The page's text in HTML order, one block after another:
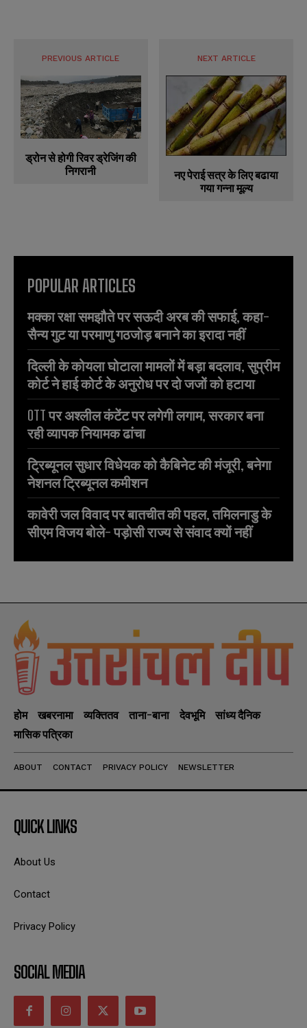
PREVIOUS ARTICLE
ड्रोन से होगी रिवर ड्रेजिंग की
निगरानी
NEXT ARTICLE
नए पेराई सत्र के लिए बढाया
गया गन्ना मूल्य
POPULAR ARTICLES
मक्का रक्षा समझौते पर सऊदी अरब की सफाई, कहा-
सैन्य गुट या परमाणु गठजोड़ बनाने का इरादा नहीं
दिल्ली के कोयला घोटाला मामलों में बड़ा बदलाव, सुप्रीम
कोर्ट ने हाई कोर्ट के अनुरोध पर दो जजों को हटाया
OTT पर अश्लील कंटेंट पर लगेगी लगाम, सरकार बना
रही व्यापक नियामक ढांचा
ट्रिब्यूनल सुधार विधेयक को कैबिनेट की मंजूरी, बनेगा
नेशनल ट्रिब्यूनल कमीशन
कावेरी जल विवाद पर बातचीत की पहल, तमिलनाडु के
सीएम विजय बोले- पड़ोसी राज्य से संवाद क्यों नहीं
होम खबरनामा व्यक्तितव ताना-बाना देवभूमि
सांध्य दैनिक
मासिक पत्रिका
ABOUT CONTACT PRIVACY POLICY NEWSLETTER
QUICK LINKS
About Us
Contact
Privacy Policy
SOCIAL MEDIA